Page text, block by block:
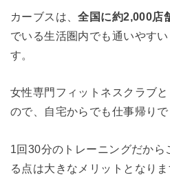
カーブスは、全国に約2,000店
でいる生活圏内でも通いやす
す。
女性専門フィットネスクラブ
ので、自宅からでも仕事帰りで
1回30分のトレーニングだから
る点は大きなメリットとなりま